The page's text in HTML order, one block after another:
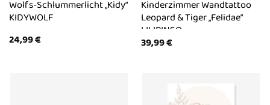
Wolfs-Schlummerlicht „Kidy“
KIDYWOLF
24,99€
Kinderzimmer Wandtattoo
Leopard & Tiger „Felidae“
LILIPINSO
39,99€